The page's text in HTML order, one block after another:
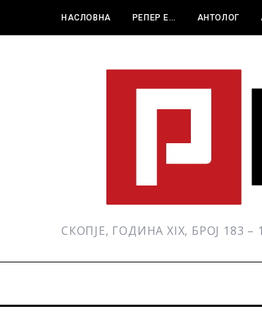
НАСЛОВНА РЕПЕР Е… АНТОЛОГ
СКОПЈЕ, ГОДИНА XIX, БРОЈ 183